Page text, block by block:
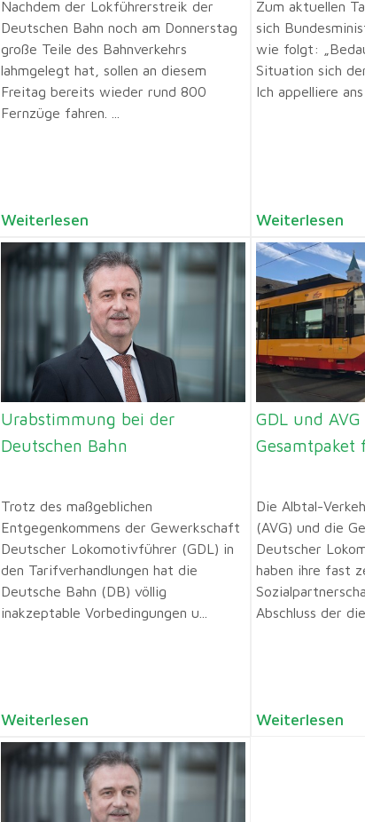
Nachdem der Lokführerstreik der
Deutschen Bahn noch am Donnerstag
große Teile des Bahnverkehrs
lahmgelegt hat, sollen an diesem
Freitag bereits wieder rund 800
Fernzüge fahren. ...
Weiterlesen
Zum aktuellen
sich
wie folgt:
Situation sich
Ich appelliere ans
Weiterlesen
Urabstimmung bei der
Deutschen Bahn
Trotz des maßgeblichen
Entgegenkommens der Gewerkschaft
Deutscher Lokomotivführer (GDL) in
den Tarifverhandlungen hat die
Deutsche Bahn (DB) völlig
inakzeptable Vorbedingungen u...
Weiterlesen
GDL und
Die Albtal-
(AVG) und die
Deutscher
haben ihre fast
Abschluss der
Weiterlesen